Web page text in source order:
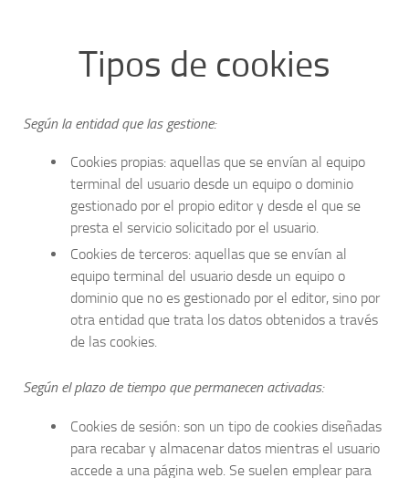
Tipos de cookies
Según la entidad que las gestione:
Cookies propias: aquellas que se envían al equipo
terminal del usuario desde un equipo o dominio
gestionado por el propio editor y desde el que se
presta el servicio solicitado por el usuario.
Cookies de terceros: aquellas que se envían al
equipo terminal del usuario desde un equipo o
dominio que no es gestionado por el editor, sino por
otra entidad que trata los datos obtenidos a través
de las cookies.
Según el plazo de tiempo que permanecen activadas:
Cookies de sesión: son un tipo de cookies diseñadas
para recabar y almacenar datos mientras el usuario
accede a una página web. Se suelen emplear para